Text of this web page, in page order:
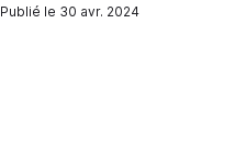
Publié le 30 avr. 2024